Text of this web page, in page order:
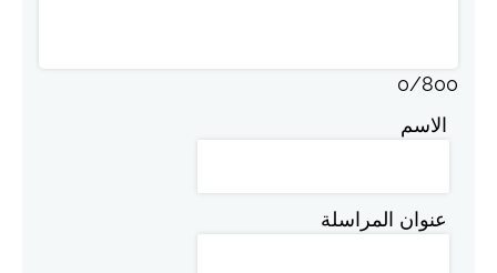
0/800
الاسم
عنوان المراسلة